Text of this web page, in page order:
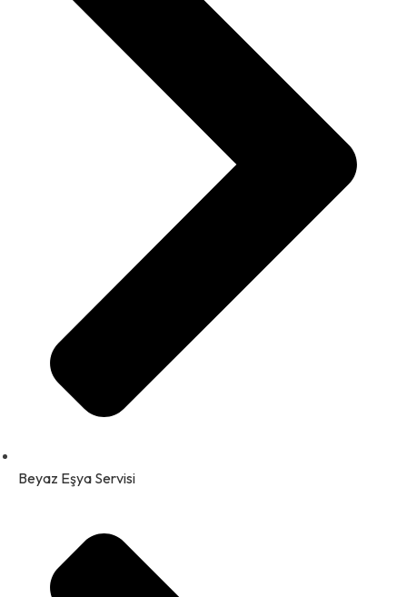
Beyaz Eşya Servisi